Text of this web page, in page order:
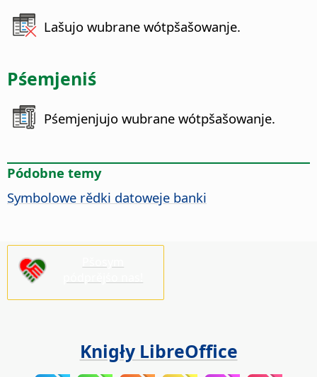
Lašujo wubrane wótpšašowanje.
Pśemjeniś
Pśemjenjujo wubrane wótpšašowanje.
Pódobne temy
Symbolowe rědki datoweje banki
Knigły LibreOffice